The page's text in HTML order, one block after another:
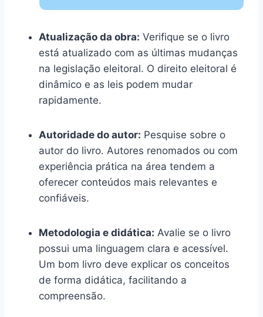
Atualização da obra: Verifique se o livro
está atualizado com as últimas mudanças
na legislação eleitoral. O direito eleitoral é
dinâmico e as leis podem mudar
rapidamente.
Autoridade do autor: Pesquise sobre o
autor do livro. Autores renomados ou com
experiência prática na área tendem a
oferecer conteúdos mais relevantes e
confiáveis.
Metodologia e didática: Avalie se o livro
possui uma linguagem clara e acessível.
Um bom livro deve explicar os conceitos
de forma didática, facilitando a
compreensão.